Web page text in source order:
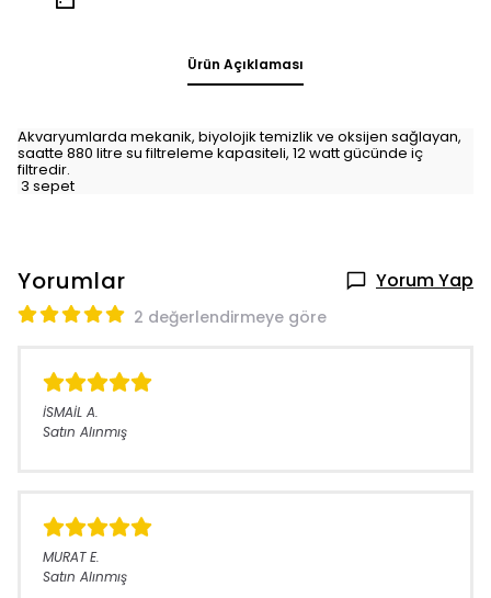
Ürün Açıklaması
Akvaryumlarda mekanik, biyolojik temizlik ve oksijen sağlayan,
saatte 880 litre su filtreleme kapasiteli, 12 watt gücünde iç
filtredir.
3 sepet
Yorumlar Yorum Yap
2 değerlendirmeye göre
İSMAİL A.
Satın Alınmış
MURAT E.
Satın Alınmış